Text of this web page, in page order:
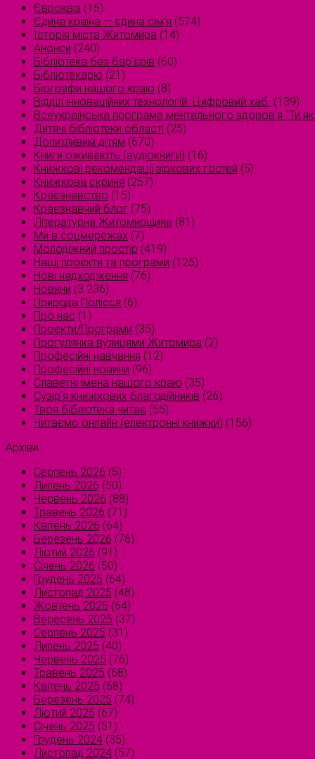
Євроквіз (15)
Єдина країна — єдина сім’я (574)
Історія міста Житомира (14)
Анонси (240)
Бібліотека без бар'єрів (60)
Бібліотекарю (21)
Біографи нашого краю (8)
Відділ інноваційних технологій. Цифровий хаб. (139)
Всеукраїнська програма ментального здоров'я "Ти
Дитячі бібліотеки області (25)
Допитливим дітям (670)
Книги оживають (аудіокниги) (16)
Книжкові рекомендації зіркових гостей (5)
Книжкова скриня (257)
Краєзнавство (15)
Краєзнавчий блог (75)
Літературна Житомирщина (81)
Ми в соцмережах (7)
Молодіжний простір (419)
Наші проєкти та програми (125)
Нові надходження (76)
Новини (3 236)
Природа Полісся (6)
Про нас (1)
Проєкти/Програми (35)
Прогулянка вулицями Житомира (2)
Професійні навчання (12)
Професійні новини (96)
Славетні імена нашого краю (35)
Сузірʼя книжкових благодійників (26)
Твоя бібліотека читає (55)
Читаємо онлайн (електронні книжки) (156)
Архіви
Серпень 2026 (5)
Липень 2026 (50)
Червень 2026 (88)
Травень 2026 (71)
Квітень 2026 (64)
Березень 2026 (76)
Лютий 2026 (91)
Січень 2026 (50)
Грудень 2025 (64)
Листопад 2025 (48)
Жовтень 2025 (64)
Вересень 2025 (37)
Серпень 2025 (31)
Липень 2025 (40)
Червень 2025 (76)
Травень 2025 (68)
Квітень 2025 (68)
Березень 2025 (74)
Лютий 2025 (67)
Січень 2025 (51)
Грудень 2024 (35)
Листопад 2024 (57)